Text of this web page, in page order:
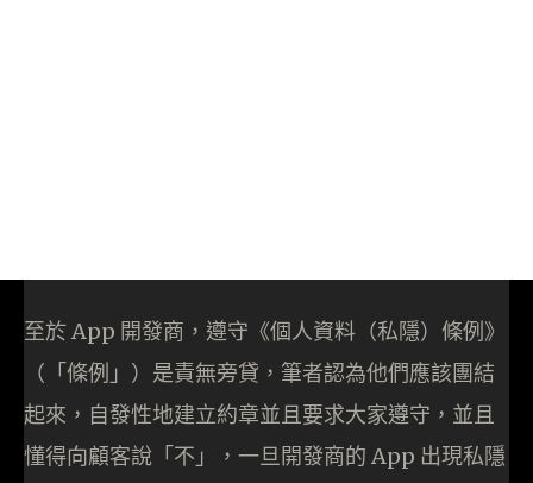
至於 App 開發商，遵守《個人資料（私隱）條例》
（「條例」）是責無旁貸，筆者認為他們應該團結
起來，自發性地建立約章並且要求大家遵守，並且
懂得向顧客說「不」，一旦開發商的 App 出現私隱